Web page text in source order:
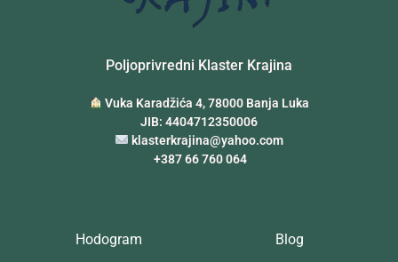
Poljoprivredni Klaster Krajina
Vuka Karadžića 4, 78000 Banja Luka
JIB: 4404712350006
klasterkrajina@yahoo.com
+387 66 760 064
Hodogram Blog